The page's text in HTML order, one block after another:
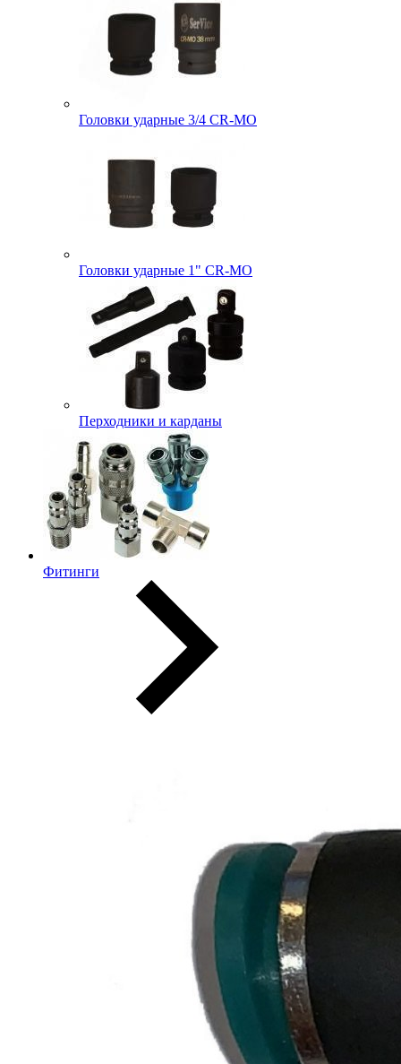
Головки ударные 3/4 CR-MO
Головки ударные 1" CR-MO
Перходники и карданы
Фитинги